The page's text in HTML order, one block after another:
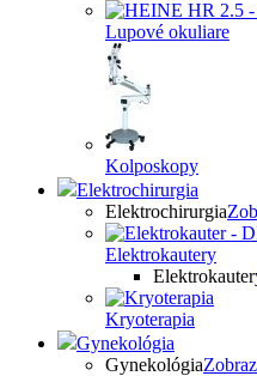
Lupové okuliare
Kolposkopy
Elektrochirurgia
Elektrochirurgia
Elektrokautery
Kryoterapia
Gynekológia
Gynekológia